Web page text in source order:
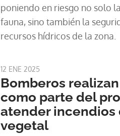
poniendo en riesgo no solo
fauna, sino también la
recursos hídricos de la zona.
12 ENE 2025
Bomberos
como parte del
atender incendios
vegetal